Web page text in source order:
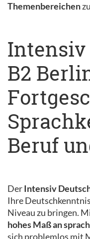
Themenbereichen
Intensiv
B2
Beruf
DerIntensiv
Ihre
Niveau zu bringen.
hohes Maß an
sich problemlos mit